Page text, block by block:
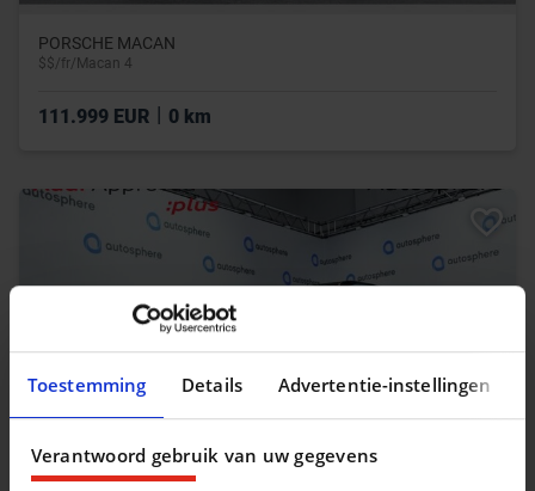
Toestemming Details Advertentie-instellingen
Verantwoord gebruik van uw gegevens
PORSCHE MACAN
$$/fr/Macan 4
111.999 EUR 0 km